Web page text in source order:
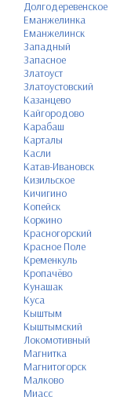
Долгодеревенское
Еманжелинка
Еманжелинск
Западный
Запасное
Златоуст
Златоустовский
Казанцево
Кайгородово
Карабаш
Карталы
Касли
Катав-Ивановск
Кизильское
Кичигино
Копейск
Коркино
Красногорский
Красное Поле
Кременкуль
Кропачёво
Кунашак
Куса
Кыштым
Кыштымский
Локомотивный
Магнитка
Магнитогорск
Малково
Миасс